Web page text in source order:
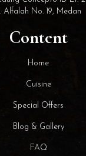
Alfalah No. 19, Medan
Content
Home
Cuisine
Special Offers
Blog & Gallery
FAQ